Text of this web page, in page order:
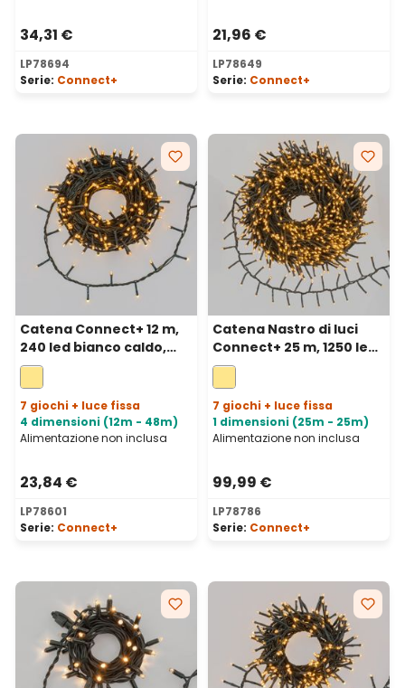
34,31 €
LP78694
Serie: Connect+
21,96 €
LP78649
Serie: Connect+
Catena Connect+ 12 m,
240 led bianco caldo,
cavo verde,
prolungabile
7 giochi + luce fissa
4 dimensioni (12m - 48m)
Alimentazione non inclusa
23,84 €
LP78601
Serie: Connect+
Catena Nastro di luci
Connect+ 25 m, 1250 led
bianco caldo, cavo
verde, prolungabile
7 giochi + luce fissa
1 dimensioni (25m - 25m)
Alimentazione non inclusa
99,99 €
LP78786
Serie: Connect+